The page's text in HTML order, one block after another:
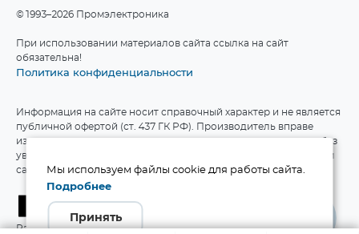
©1993–2026 Промэлектроника
При использовании материалов сайта ссылка на сайт
обязательна!
Политика конфиденциальности
Информация на сайте носит справочный характер и не является
публичной офертой (ст. 437 ГК РФ). Производитель вправе
изменять технические характеристики и комплект поставки без
уведомления. Актуальные данные приведены на официальном
сайте производителя.
Разработка сайта
Мы используем файлы cookie для работы сайта.
Подробнее
Принять